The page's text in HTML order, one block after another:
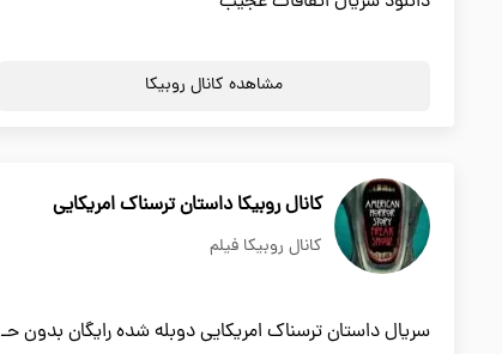
مشاهده کانال روبیکا
کانال روبیکا داستان ترسناک امریکایی
کانال روبیکا فیلم
سریال داستان ترسناک امریکایی دوبله شده رایگان بدون حـ